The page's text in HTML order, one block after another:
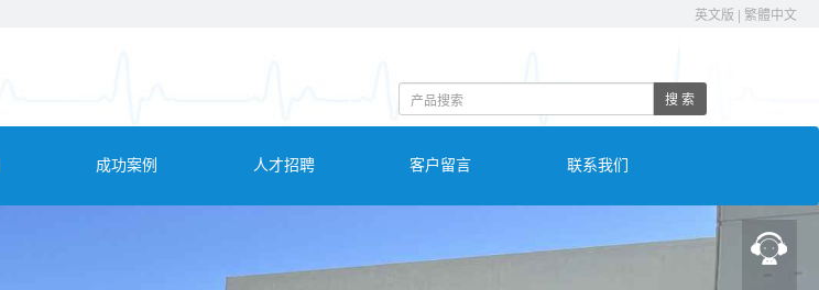
英文版 | 繁體中文
搜 索
成功案例 人才招聘 客户留言 联系我们